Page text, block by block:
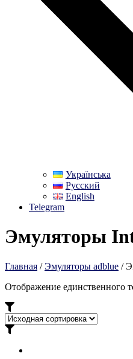
Українська
Русский
English
Telegram
Эмуляторы
Главная /Эмуляторы adblue /
Отображение единственного